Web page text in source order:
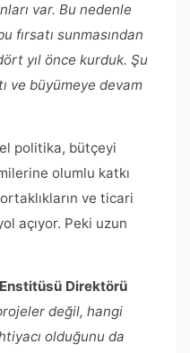
var. Bu nedenle
fırsatı sunmasından
yıl önce kurduk. Şu
ve büyümeye devam
politika, bütçeyi
olumlu katkı
ve ticari
açıyor. Peki uzun
Direktörü
değil, hangi
olduğunu da